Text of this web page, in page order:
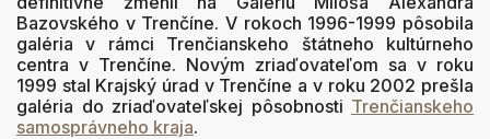
Bazovského v Trenčíne. V rokoch 1996-1999 pôsobila
galéria v rámci Trenčianskeho štátneho kultúrneho
centra v Trenčíne. Novým zriaďovateľom sa v roku
1999 stal Krajský úrad v Trenčíne a v roku 2002 prešla
galéria do zriaďovateľskej pôsobnosti Trenčianskeho
samosprávneho kraja.